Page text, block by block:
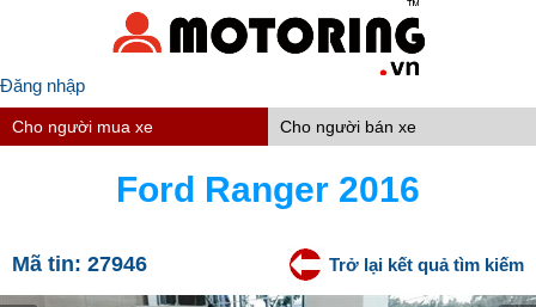
Đăng nhập
Cho người mua xe Cho người bán xe
Ford Ranger 2016
Mã tin: 27946 Trở lại kết quả tìm kiếm